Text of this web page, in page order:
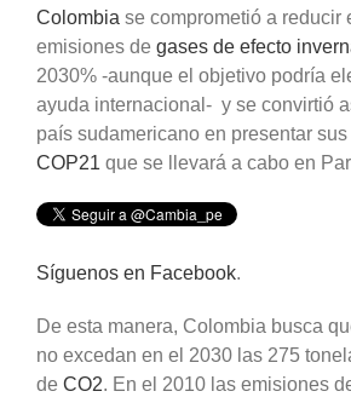
Colombia se comprometió a reducir
emisiones de gases de efecto
2030% -aunque el objetivo podría
ayuda internacional- y se convirtió
país sudamericano en presentar sus
COP21 que se llevará a cabo en
Síguenos en Facebook.
De esta manera, Colombia busca
no excedan en el 2030 las 275
de CO2. En el 2010 las emisiones